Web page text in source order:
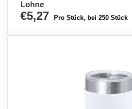
Lohne
€5,27 Pro Stück, bei 250 Stück